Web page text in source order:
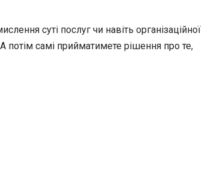
суті послуг чи навіть організаційної
потім самі прийматимете рішення про те,